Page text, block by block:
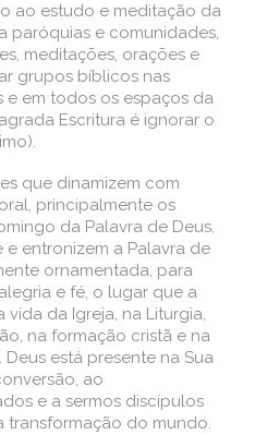
ao estudo e meditação da
paróquias e comunidades,
meditações, orações e
grupos bíblicos nas
e em todos os espaços da
Escritura é ignorar o
que dinamizem com
principalmente os
da Palavra de Deus,
entronizem a Palavra de
ornamentada, para
e fé, o lugar que a
da Igreja, na Liturgia,
na formação cristã e na
está presente na Sua
ao
e a sermos discípulos
transformação do mundo.